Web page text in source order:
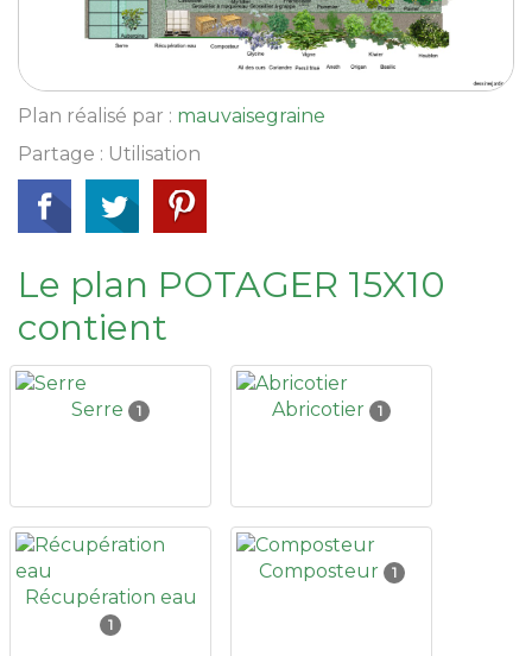
Plan réalisé par : mauvaisegraine
Partage : Utilisation
Le plan POTAGER 15X10
contient
Serre 1 Abricotier 1
Récupération eau
1
Composteur 1